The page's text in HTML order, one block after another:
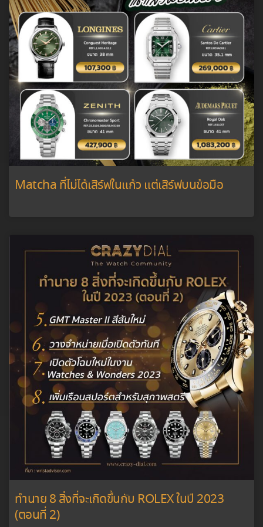
Matcha ที่ไม่ได้เสิร์ฟในแก้ว แต่เสิร์ฟบนข้อมือ
ทำนาย 8 สิ่งที่จะเกิดขึ้นกับ ROLEX ในปี 2023
(ตอนที่ 2)